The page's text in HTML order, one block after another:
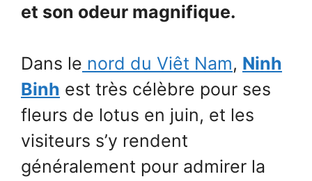
et son odeur magnifique.
Dans le nord du Viêt Nam, Ninh
Binh est très célèbre pour ses
fleurs de lotus en juin, et les
visiteurs s’y rendent
généralement pour admirer la